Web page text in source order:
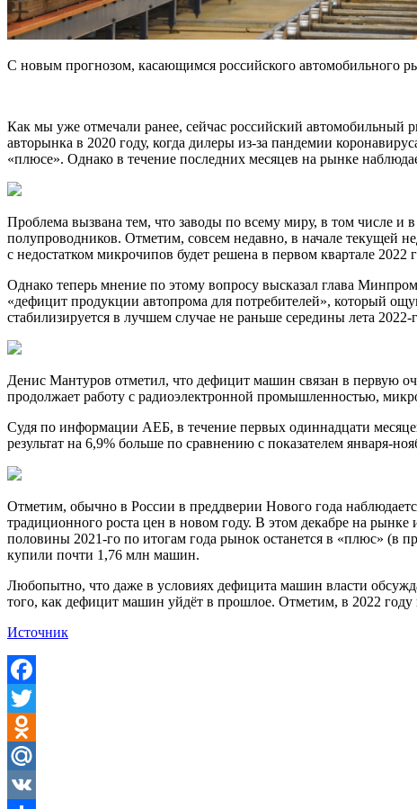
С новым прогнозом, касающимся российского автомобильного
Как мы уже отмечали ранее, сейчас российский автомобильный
авторынка в 2020 году, когда дилеры из-за пандемии
«плюсе». Однако в течение последних месяцев на рынке
Проблема вызвана тем, что заводы по всему миру, в том числе и
полупроводников. Отметим, совсем недавно, в начале текущей
с недостатком микрочипов будет решена в первом квартале
Однако теперь мнение по этому вопросу высказал глава
«дефицит продукции автопрома для потребителей», который
стабилизируется в лучшем случае не раньше середины лета 2022-
Денис Мантуров отметил, что дефицит машин связан в первую
продолжает работу с радиоэлектронной промышленностью,
Судя по информации АЕБ, в течение первых одиннадцати
результат на 6,9% больше по сравнению с показателем января-
Отметим, обычно в России в преддверии Нового года
традиционного роста цен в новом году. В этом декабре на
половины 2021-го по итогам года рынок останется в «плюс» (в
купили почти 1,76 млн машин.
Любопытно, что даже в условиях дефицита машин власти
того, как дефицит машин уйдёт в прошлое. Отметим, в 2022
Источник
Facebook
Twitter
Odnoklassniki
Mail.Ru